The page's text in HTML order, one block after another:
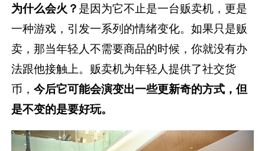
为什么会火？ 是因为它不止是一台贩卖机，更是
一种游戏，引发一系列的情绪变化。如果只是贩
卖，那当年轻人不需要商品的时候，你就没有办
法跟他接触上。贩卖机为年轻人提供了社交货
币，今后它可能会演变出一些更新奇的方式，但
是不变的是要好玩。